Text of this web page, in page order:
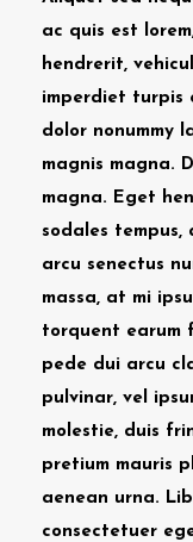
ac quis est
hendrerit,
imperdiet turpis
dolor nonummy
magnis magna.
magna. Eget
sodales tempus,
arcu senectus
massa, at mi
torquent earum
pede dui arcu
pulvinar, vel
molestie, duis
pretium mauris
aenean urna.
consectetuer